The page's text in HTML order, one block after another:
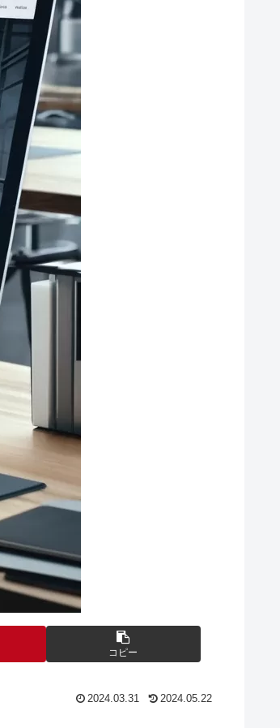
コピー
2024.03.31 2024.05.22